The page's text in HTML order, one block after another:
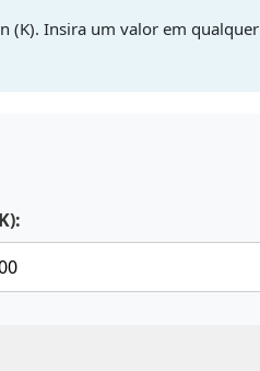
(K). Insira um valor em qualquer